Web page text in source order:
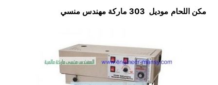
مكن اللحام موديل 303 ماركة مهندس منسي